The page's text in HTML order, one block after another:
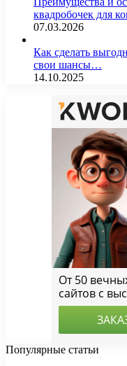
квадробочек для
07.03.2026
Как сделать
свои шансы…
14.10.2025
Популярные статьи